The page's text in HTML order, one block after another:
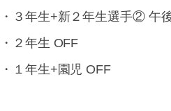
・３年生+新２年生選手② 午
・２年生 OFF
・１年生+園児 OFF